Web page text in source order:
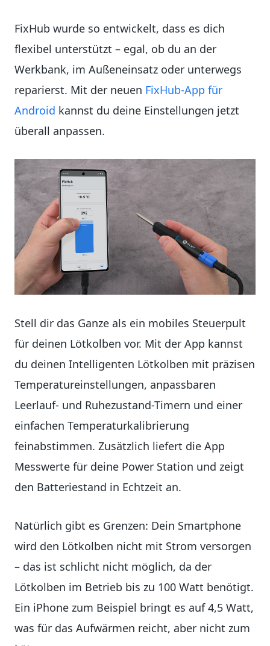
FixHub wurde so entwickelt, dass es dich
flexibel unterstützt – egal, ob du an der
Werkbank, im Außeneinsatz oder unterwegs
reparierst. Mit der neuen FixHub-App für
Android kannst du deine Einstellungen jetzt
überall anpassen.
Stell dir das Ganze als ein mobiles Steuerpult
für deinen Lötkolben vor. Mit der App kannst
du deinen Intelligenten Lötkolben mit präzisen
Temperatureinstellungen, anpassbaren
Leerlauf- und Ruhezustand-Timern und einer
einfachen Temperaturkalibrierung
feinabstimmen. Zusätzlich liefert die App
Messwerte für deine Power Station und zeigt
den Batteriestand in Echtzeit an.
Natürlich gibt es Grenzen: Dein Smartphone
wird den Lötkolben nicht mit Strom versorgen
– das ist schlicht nicht möglich, da der
Lötkolben im Betrieb bis zu 100 Watt benötigt.
Ein iPhone zum Beispiel bringt es auf 4,5 Watt,
was für das Aufwärmen reicht, aber nicht zum